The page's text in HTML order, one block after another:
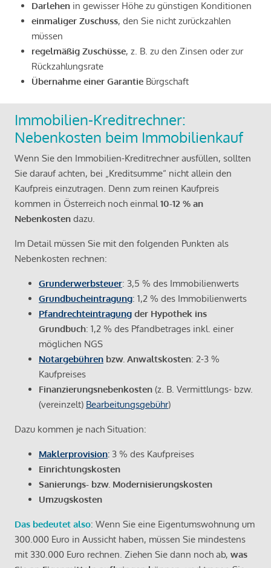
Darlehen in gewisser Höhe zu günstigen Konditionen
einmaliger Zuschuss, den Sie nicht zurückzahlen
müssen
regelmäßig Zuschüsse, z. B. zu den Zinsen oder zur
Rückzahlungsrate
Übernahme einer Garantie Bürgschaft
Immobilien-Kreditrechner:
Nebenkosten beim Immobilienkauf
Wenn Sie den Immobilien-Kreditrechner ausfüllen, sollten
Sie darauf achten, bei „Kreditsumme“ nicht allein den
Kaufpreis einzutragen. Denn zum reinen Kaufpreis
kommen in Österreich noch einmal10-12 % an
Nebenkosten dazu.
Im Detail müssen Sie mit den folgenden Punkten als
Nebenkosten rechnen:
Grunderwerbsteuer: 3,5 % des Immobilienwerts
Grundbucheintragung: 1,2 % des Immobilienwerts
Pfandrechteintragung der Hypothek ins
Grundbuch: 1,2 % des Pfandbetrages inkl. einer
möglichen NGS
Notargebühren bzw. Anwaltskosten: 2-3 %
Kaufpreises
Finanzierungsnebenkosten (z. B. Vermittlungs- bzw.
(vereinzelt) Bearbeitungsgebühr)
Dazu kommen je nach Situation:
Maklerprovision: 3 % des Kaufpreises
Einrichtungskosten
Sanierungs- bzw. Modernisierungskosten
Umzugskosten
Das bedeutet also: Wenn Sie eine Eigentumswohnung um
300.000 Euro in Aussicht haben, müssen Sie mindestens
mit 330.000 Euro rechnen. Ziehen Sie dann noch ab, was